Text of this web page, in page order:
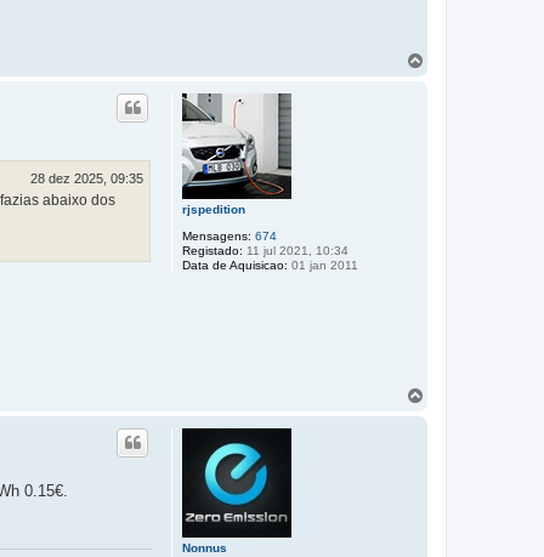
rjspedition
Mensagens: 674
Registado: 11 jul 2021, 10:34
Data de Aquisicao: 01 jan 2011
28 dez 2025, 09:35
abaixo dos
Nonnus
0.15€.